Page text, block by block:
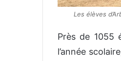
Les élèves
Près de 1055
l’année